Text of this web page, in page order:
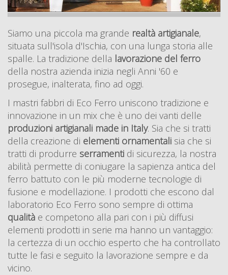
Siamo una piccola ma grande realtà artigianale,
situata sull'isola d'Ischia, con una lunga storia alle
spalle. La tradizione della lavorazione del ferro
della nostra azienda inizia negli Anni '60 e
prosegue, inalterata, fino ad oggi.
I mastri fabbri di Eco Ferro uniscono tradizione e
innovazione in un mix che è uno dei vanti delle
produzioni artigianali made in Italy. Sia che si tratti
della creazione di elementi ornamentali sia che si
tratti di produrre serramenti di sicurezza, la nostra
abilità permette di coniugare la sapienza antica del
ferro battuto con le più moderne tecnologie di
fusione e modellazione. I prodotti che escono dal
laboratorio Eco Ferro sono sempre di ottima
qualità e competono alla pari con i più diffusi
elementi prodotti in serie ma hanno un vantaggio:
la certezza di un occhio esperto che ha controllato
tutte le fasi e seguito la lavorazione sempre e da
vicino.